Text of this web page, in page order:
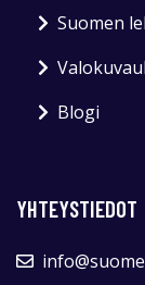
Suomen
Blogi
YHTEYSTIEDOT